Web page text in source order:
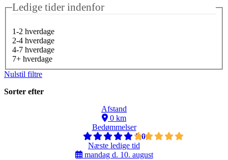
Ledige tider indenfor
1-2 hverdage
2-4 hverdage
4-7 hverdage
7+ hverdage
Nulstil filtre
Sorter efter
Afstand
0 km
Bedømmelser
5,0
Næste ledige tid
mandag d. 10. august